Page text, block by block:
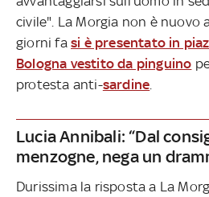
civile". La Morgia non è nuovo
giorni fa si è presentato in
Bologna vestito da pinguino
protesta anti-sardine
Lucia Annibali: “Dal
menzogne, nega un
Durissima la risposta a La